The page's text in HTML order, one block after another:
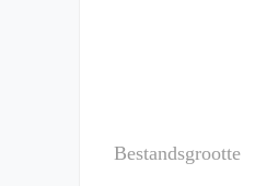
Bestandsgrootte